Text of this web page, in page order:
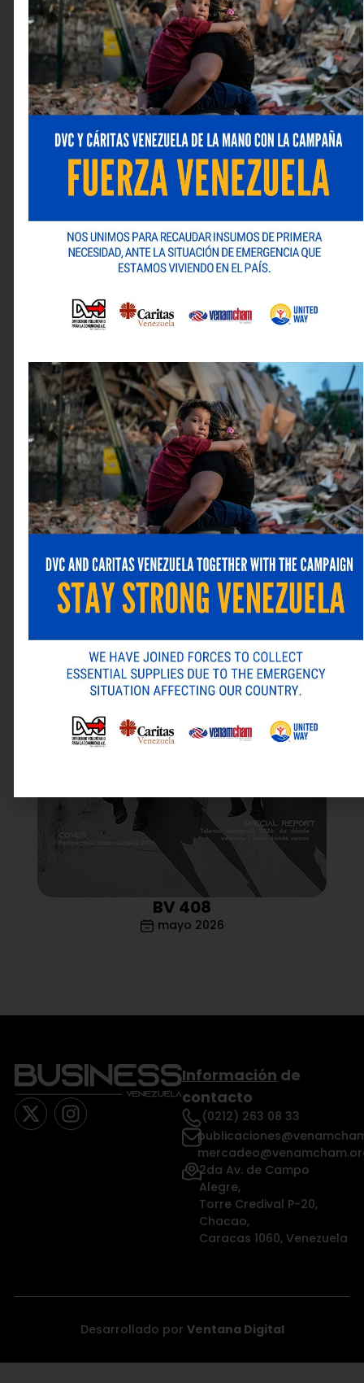
Nombre*
Correo electrónico*
Guarda mi nombre, correo electrónico y web en este
navegador para la próxima vez que comente.
Alternative:
ANTERIOR
Tracker GPS celebra «PotencIA»: un encuentro gerencial enfocado en el futuro de la Inteligencia Artificial
SIGUIENTE
Producción nacional garantiza el 74% del suministro farmacéutico en Venezuela con los precios más bajos de la región
Última revista
BV 408
mayo 2026
Información de
contacto
(0212) 263 08 33
2da Av. de Campo
Alegre,
Torre Credival P-20,
Chacao,
Caracas 1060, Venezuela
Desarrollado por Ventana Digital